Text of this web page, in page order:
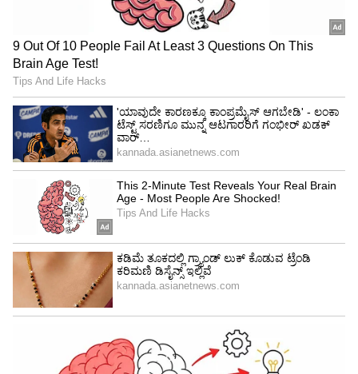
6
7 ಪುಟದ ಕಠಿಣ ಕ್ರಮ ಜಾರಿಗೊಳಿಸಿದ ಬಿಸಿಸಿಐ